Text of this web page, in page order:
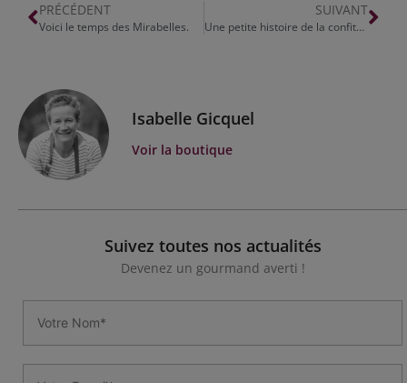
PRÉCÉDENT
Voici le temps des Mirabelles.
SUIVANT
Une petite histoire de la confiture par L’Autre Saison
Isabelle Gicquel
Voir la boutique
Suivez toutes nos actualités
Devenez un gourmand averti !